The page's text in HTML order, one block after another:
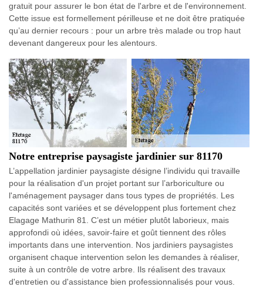
gratuit pour assurer le bon état de l'arbre et de l'environnement.
Cette issue est formellement périlleuse et ne doit être pratiquée
qu’au dernier recours : pour un arbre très malade ou trop haut
devenant dangereux pour les alentours.
Notre entreprise paysagiste jardinier sur 81170
L’appellation jardinier paysagiste désigne l’individu qui travaille
pour la réalisation d'un projet portant sur l’arboriculture ou
l'aménagement paysager dans tous types de propriétés. Les
capacités sont variées et se développent plus fortement chez
Elagage Mathurin 81. C’est un métier plutôt laborieux, mais
approfondi où idées, savoir-faire et goût tiennent des rôles
importants dans une intervention. Nos jardiniers paysagistes
organisent chaque intervention selon les demandes à réaliser,
suite à un contrôle de votre arbre. Ils réalisent des travaux
d'entretien ou d'assistance bien professionnalisés pour vous.